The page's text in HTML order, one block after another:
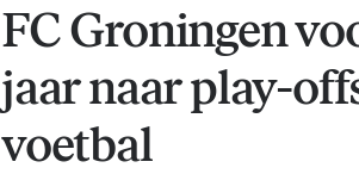
FC Groningen
jaar naar play-
voetbal